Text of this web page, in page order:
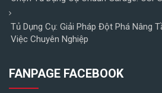
Tủ Dụng Cụ: Giải Pháp Đột Phá Nâng
Việc Chuyên Nghiệp
FANPAGE FACEBOOK